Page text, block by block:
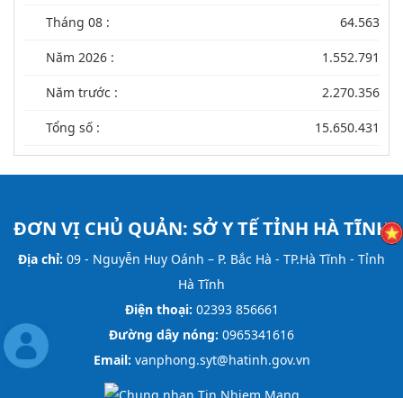
Tháng 08 : 64.563
Năm 2026 : 1.552.791
Năm trước : 2.270.356
Tổng số : 15.650.431
ĐƠN VỊ CHỦ QUẢN: SỞ Y TẾ TỈNH HÀ TĨNH
Địa chỉ: 09 - Nguyễn Huy Oánh – P. Bắc Hà - TP.Hà Tĩnh - Tỉnh
Hà Tĩnh
Điện thoại: 02393 856661
Đường dây nóng: 0965341616
Email: vanphong.syt@hatinh.gov.vn